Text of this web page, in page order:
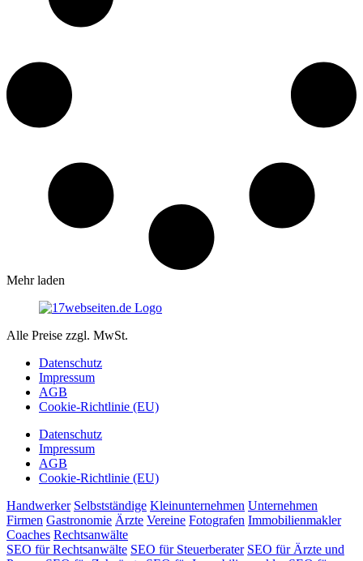
Mehr laden
Alle Preise zzgl. MwSt.
Datenschutz
Impressum
AGB
Cookie-Richtlinie (EU)
Datenschutz
Impressum
AGB
Cookie-Richtlinie (EU)
Handwerker Selbstständige Kleinunternehmen Unternehmen
Firmen Gastronomie Ärzte Vereine Fotografen Immobilienmakler
Coaches Rechtsanwälte
SEO für Rechtsanwälte SEO für Steuerberater SEO für Ärzte und